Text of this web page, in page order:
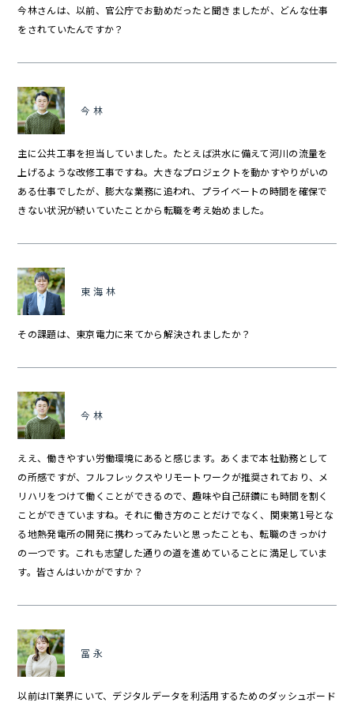
今林さんは、以前、官公庁でお勤めだったと聞きましたが、どんな仕事
をされていたんですか？
今林
主に公共工事を担当していました。たとえば洪水に備えて河川の流量を
上げるような改修工事ですね。大きなプロジェクトを動かすやりがいの
ある仕事でしたが、膨大な業務に追われ、プライベートの時間を確保で
きない状況が続いていたことから転職を考え始めました。
東海林
その課題は、東京電力に来てから解決されましたか？
今林
ええ、働きやすい労働環境にあると感じます。あくまで本社勤務として
の所感ですが、フルフレックスやリモートワークが推奨されており、メ
リハリをつけて働くことができるので、趣味や自己研鑽にも時間を割く
ことができていますね。それに働き方のことだけでなく、関東第1号とな
る地熱発電所の開発に携わってみたいと思ったことも、転職のきっかけ
の一つです。これも志望した通りの道を進めていることに満足していま
す。皆さんはいかがですか？
冨永
以前はIT業界にいて、デジタルデータを利活用するためのダッシュボード